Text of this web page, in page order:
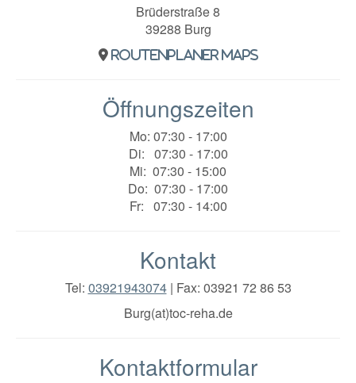
Brüderstraße 8
39288 Burg
Routenplaner maps
Öffnungszeiten
Mo: 07:30 - 17:00
Di: 07:30 - 17:00
Mi: 07:30 - 15:00
Do: 07:30 - 17:00
Fr: 07:30 - 14:00
Kontakt
Tel: 03921943074| Fax: 03921 72 86 53
Burg(at)toc-reha.de
Kontaktformular